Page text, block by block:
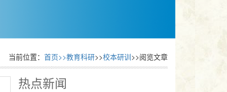
当前位置： 首页>>教育科研>>校本研训>>阅览文章
热点新闻